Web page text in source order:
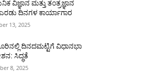
ವಿಜ್ಞಾನ ಮತ್ತು ತಂತ್ರಜ್ಞಾನ
ದಿನಗಳ ಕಾರ್ಯಾಗಾರ
13, 2025
ದಿನದಮಟ್ಟಿಗೆ ವಿಧಾನಭಾ
ಸಿದ್ಧತೆ
8, 2025